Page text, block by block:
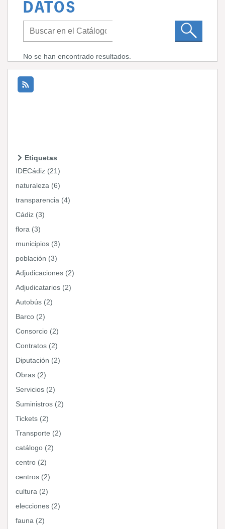
DATOS
No se han encontrado resultados.
Etiquetas
IDECádiz (21)
naturaleza (6)
transparencia (4)
Cádiz (3)
flora (3)
municipios (3)
población (3)
Adjudicaciones (2)
Adjudicatarios (2)
Autobús (2)
Barco (2)
Consorcio (2)
Contratos (2)
Diputación (2)
Obras (2)
Servicios (2)
Suministros (2)
Tickets (2)
Transporte (2)
catálogo (2)
centro (2)
centros (2)
cultura (2)
elecciones (2)
fauna (2)